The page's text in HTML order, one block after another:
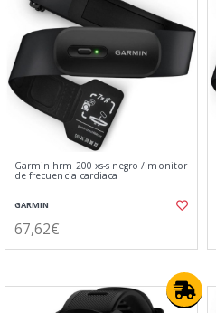
Garmin hrm 200 xs-s negro / monitor
de frecuencia cardiaca
GARMIN
67,62€